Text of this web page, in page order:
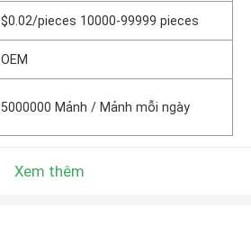
$0.02/pieces 10000-99999 pieces
OEM
5000000 Mảnh / Mảnh mỗi ngày
Xem thêm